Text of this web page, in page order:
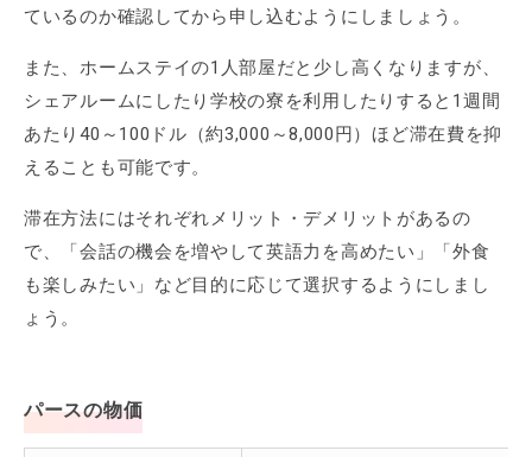
ているのか確認してから申し込むようにしましょう。
また、ホームステイの1人部屋だと少し高くなりますが、
シェアルームにしたり学校の寮を利用したりすると1週間
あたり40～100ドル（約3,000～8,000円）ほど滞在費を抑
えることも可能です。
滞在方法にはそれぞれメリット・デメリットがあるの
で、「会話の機会を増やして英語力を高めたい」「外食
も楽しみたい」など目的に応じて選択するようにしまし
ょう。
パースの物価